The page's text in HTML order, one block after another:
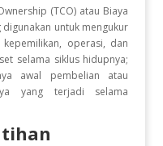
(TCO) atau Biaya
untuk mengukur
operasi, dan
selama siklus hidupnya;
awal pembelian atau
yang terjadi selama